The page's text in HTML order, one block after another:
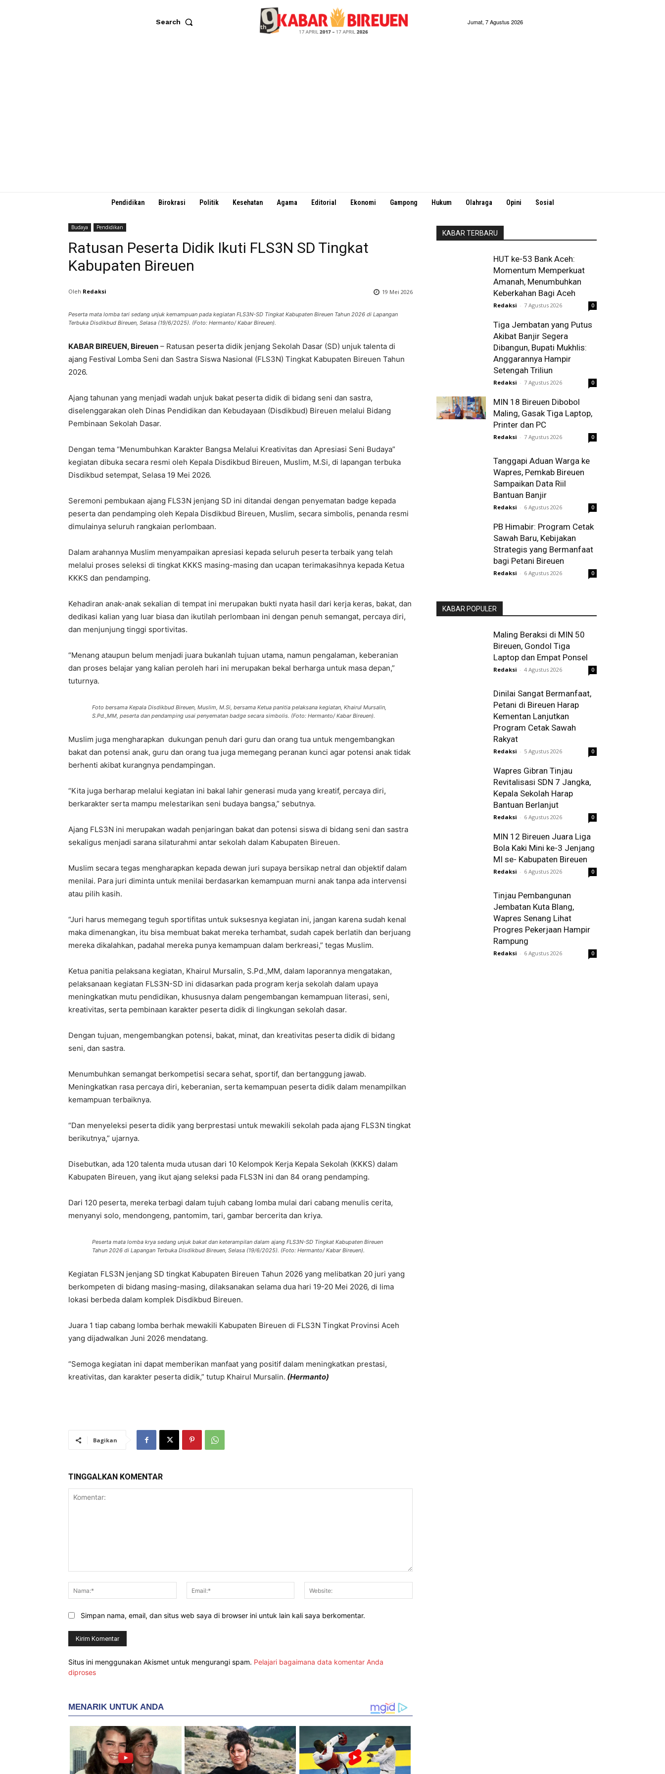
Search Jumat, 7 Agustus 2026
Pendidikan Birokrasi Politik Kesehatan Agama Editorial Ekonomi Gampong Hukum Olahraga Opini Sosial
Budaya Pendidikan
Ratusan Peserta Didik Ikuti FLS3N SD Tingkat
Kabupaten Bireuen
Oleh Redaksi 19 Mei 2026
Peserta mata lomba tari sedang unjuk kemampuan pada kegiatan FLS3N-SD Tingkat Kabupaten Bireuen Tahun 2026 di Lapangan
Terbuka Disdikbud Bireuen, Selasa (19/6/2025). (Foto: Hermanto/ Kabar Bireuen).
KABAR BIREUEN, Bireuen – Ratusan peserta didik jenjang Sekolah Dasar (SD) unjuk talenta di
ajang Festival Lomba Seni dan Sastra Siswa Nasional (FLS3N) Tingkat Kabupaten Bireuen Tahun
2026.
Ajang tahunan yang menjadi wadah unjuk bakat peserta didik di bidang seni dan sastra,
diselenggarakan oleh Dinas Pendidikan dan Kebudayaan (Disdikbud) Bireuen melalui Bidang
Pembinaan Sekolah Dasar.
Dengan tema “Menumbuhkan Karakter Bangsa Melalui Kreativitas dan Apresiasi Seni Budaya”
kegiatan dibuka secara resmi oleh Kepala Disdikbud Bireuen, Muslim, M.Si, di lapangan terbuka
Disdikbud setempat, Selasa 19 Mei 2026.
Seremoni pembukaan ajang FLS3N jenjang SD ini ditandai dengan penyematan badge kepada
peserta dan pendamping oleh Kepala Disdikbud Bireuen, Muslim, secara simbolis, penanda resmi
dimulainya seluruh rangkaian perlombaan.
Dalam arahannya Muslim menyampaikan apresiasi kepada seluruh peserta terbaik yang telah
melalui proses seleksi di tingkat KKKS masing-masing dan ucapan terimakasihnya kepada Ketua
KKKS dan pendamping.
Kehadiran anak-anak sekalian di tempat ini merupakan bukti nyata hasil dari kerja keras, bakat, dan
dedikasi kalian yang luar biasa dan ikutilah perlombaan ini dengan penuh semangat, percaya diri,
dan menjunjung tinggi sportivitas.
“Menang ataupun belum menjadi juara bukanlah tujuan utama, namun pengalaman, keberanian
dan proses belajar yang kalian peroleh hari ini merupakan bekal berharga untuk masa depan,”
tuturnya.
Foto bersama Kepala Disdikbud Bireuen, Muslim, M.Si, bersama Ketua panitia pelaksana kegiatan, Khairul Mursalin,
S.Pd.,MM, peserta dan pendamping usai penyematan badge secara simbolis. (Foto: Hermanto/ Kabar Bireuen).
Muslim juga mengharapkan dukungan penuh dari guru dan orang tua untuk mengembangkan
bakat dan potensi anak, guru dan orang tua juga memegang peranan kunci agar potensi anak tidak
berhenti akibat kurangnya pendampingan.
“Kita juga berharap melalui kegiatan ini bakal lahir generasi muda yang kreatif, percaya diri,
berkarakter serta mampu melestarikan seni budaya bangsa,” sebutnya.
Ajang FLS3N ini merupakan wadah penjaringan bakat dan potensi siswa di bidang seni dan sastra
sekaligus menjadi sarana silaturahmi antar sekolah dalam Kabupaten Bireuen.
Muslim secara tegas mengharapkan kepada dewan juri supaya bersikap netral dan objektif dalam
menilai. Para juri diminta untuk menilai berdasarkan kemampuan murni anak tanpa ada intervensi
atau pilih kasih.
“Juri harus memegang teguh sportifitas untuk suksesnya kegiatan ini, jangan karena sudah kenal
maka dimenangkan, itu bisa membuat bakat mereka terhambat, sudah capek berlatih dan berjuang
mereka dikalahkan, padahal mereka punya kemampuan dalam berkreasi,” tegas Muslim.
Ketua panitia pelaksana kegiatan, Khairul Mursalin, S.Pd.,MM, dalam laporannya mengatakan,
pelaksanaan kegiatan FLS3N-SD ini didasarkan pada program kerja sekolah dalam upaya
meningkatkan mutu pendidikan, khususnya dalam pengembangan kemampuan literasi, seni,
kreativitas, serta pembinaan karakter peserta didik di lingkungan sekolah dasar.
Dengan tujuan, mengembangkan potensi, bakat, minat, dan kreativitas peserta didik di bidang
seni, dan sastra.
Menumbuhkan semangat berkompetisi secara sehat, sportif, dan bertanggung jawab.
Meningkatkan rasa percaya diri, keberanian, serta kemampuan peserta didik dalam menampilkan
kemampuan terbaiknya.
“Dan menyeleksi peserta didik yang berprestasi untuk mewakili sekolah pada ajang FLS3N tingkat
berikutnya,” ujarnya.
Disebutkan, ada 120 talenta muda utusan dari 10 Kelompok Kerja Kepala Sekolah (KKKS) dalam
Kabupaten Bireuen, yang ikut ajang seleksi pada FLS3N ini dan 84 orang pendamping.
Dari 120 peserta, mereka terbagi dalam tujuh cabang lomba mulai dari cabang menulis cerita,
menyanyi solo, mendongeng, pantomim, tari, gambar bercerita dan kriya.
Peserta mata lomba krya sedang unjuk bakat dan keterampilan dalam ajang FLS3N-SD Tingkat Kabupaten Bireuen
Tahun 2026 di Lapangan Terbuka Disdikbud Bireuen, Selasa (19/6/2025). (Foto: Hermanto/ Kabar Bireuen).
Kegiatan FLS3N jenjang SD tingkat Kabupaten Bireuen Tahun 2026 yang melibatkan 20 juri yang
berkompeten di bidang masing-masing, dilaksanakan selama dua hari 19-20 Mei 2026, di lima
lokasi berbeda dalam komplek Disdikbud Bireuen.
Juara 1 tiap cabang lomba berhak mewakili Kabupaten Bireuen di FLS3N Tingkat Provinsi Aceh
yang dijadwalkan Juni 2026 mendatang.
“Semoga kegiatan ini dapat memberikan manfaat yang positif dalam meningkatkan prestasi,
kreativitas, dan karakter peserta didik,” tutup Khairul Mursalin. (Hermanto)
Bagikan
TINGGALKAN KOMENTAR
Nama:*
Email:*
Simpan nama, email, dan situs web saya di browser ini untuk lain kali saya berkomentar.
Situs ini menggunakan Akismet untuk mengurangi spam. Pelajari bagaimana data komentar Anda
diproses
KABAR TERBARU
HUT ke-53 Bank Aceh:
Momentum Memperkuat
Amanah, Menumbuhkan
Keberkahan Bagi Aceh
Redaksi - 7 Agustus 2026 0
Tiga Jembatan yang Putus
Akibat Banjir Segera
Dibangun, Bupati Mukhlis:
Anggarannya Hampir
Setengah Triliun
Redaksi - 7 Agustus 2026 0
MIN 18 Bireuen Dibobol
Maling, Gasak Tiga Laptop,
Printer dan PC
Redaksi - 7 Agustus 2026 0
Tanggapi Aduan Warga ke
Wapres, Pemkab Bireuen
Sampaikan Data Riil
Bantuan Banjir
Redaksi - 6 Agustus 2026 0
PB Himabir: Program Cetak
Sawah Baru, Kebijakan
Strategis yang Bermanfaat
bagi Petani Bireuen
Redaksi - 6 Agustus 2026 0
KABAR POPULER
Maling Beraksi di MIN 50
Bireuen, Gondol Tiga
Laptop dan Empat Ponsel
Redaksi - 4 Agustus 2026 0
Dinilai Sangat Bermanfaat,
Petani di Bireuen Harap
Kementan Lanjutkan
Program Cetak Sawah
Rakyat
Redaksi - 5 Agustus 2026 0
Wapres Gibran Tinjau
Revitalisasi SDN 7 Jangka,
Kepala Sekolah Harap
Bantuan Berlanjut
Redaksi - 6 Agustus 2026 0
MIN 12 Bireuen Juara Liga
Bola Kaki Mini ke-3 Jenjang
MI se- Kabupaten Bireuen
Redaksi - 6 Agustus 2026 0
Tinjau Pembangunan
Jembatan Kuta Blang,
Wapres Senang Lihat
Progres Pekerjaan Hampir
Rampung
Redaksi - 6 Agustus 2026 0